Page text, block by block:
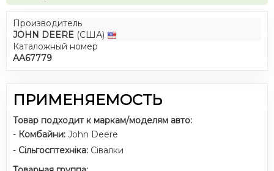
Производитель
JOHN DEERE (США)
Каталожный номер
AA67779
ПРИМЕНЯЕМОСТЬ
Товар подходит к маркам/моделям авто:
- Комбайни: John Deere
- Сільгосптехніка: Сівалки